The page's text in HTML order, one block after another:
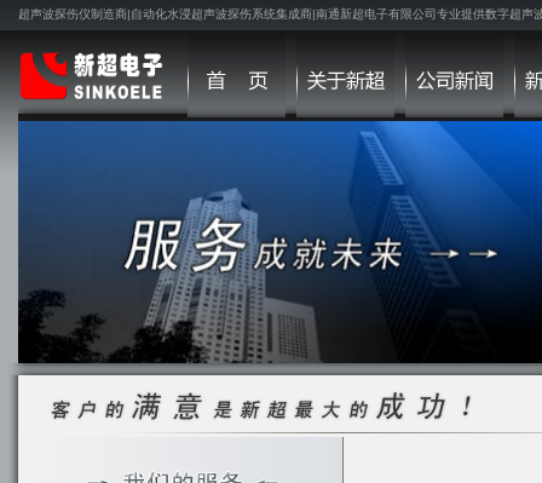
超声波探伤仪制造商|自动化水浸超声波探伤系统集成商|南通新超电子有限公司专业提供数字超